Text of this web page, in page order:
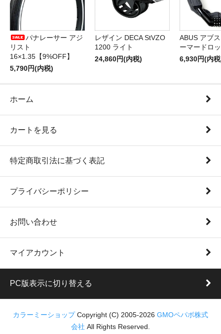
パナレーサー アジ
リスト
16×1.35【9%OFF】
5,790円(内税)
レザイン DECA StVZO
1200 ライト
24,860円(内税)
ABUS アブ
ーマードロ
6,930円(内
ホーム
カートを見る
特定商取引法に基づく表記
プライバシーポリシー
お問い合わせ
マイアカウント
PC版表示に切り替える
カラーミーショップ Copyright (C) 2005-2026 GMOペパボ株式
会社 All Rights Reserved.